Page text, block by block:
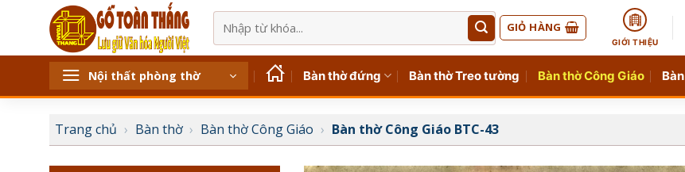
kiếm:
GIỎ HÀNG
GIỚI THIỆU
Nội thất phòng thờ Bàn thờ đứng Bàn thờ Treo tường Bàn thờ Công Giáo
Trang chủ › Bàn thờ › Bàn thờ Công Giáo › Bàn thờ Công Giáo BTC-43